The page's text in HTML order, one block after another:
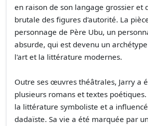
en raison de son langage grossier et
brutale des figures d'autorité. La
personnage de Père Ubu, un
absurde, qui est devenu un
l'art et la littérature modernes.
Outre ses œuvres théâtrales, Jarry a
plusieurs romans et textes
la littérature symboliste et a
dadaïste. Sa vie a été marquée par